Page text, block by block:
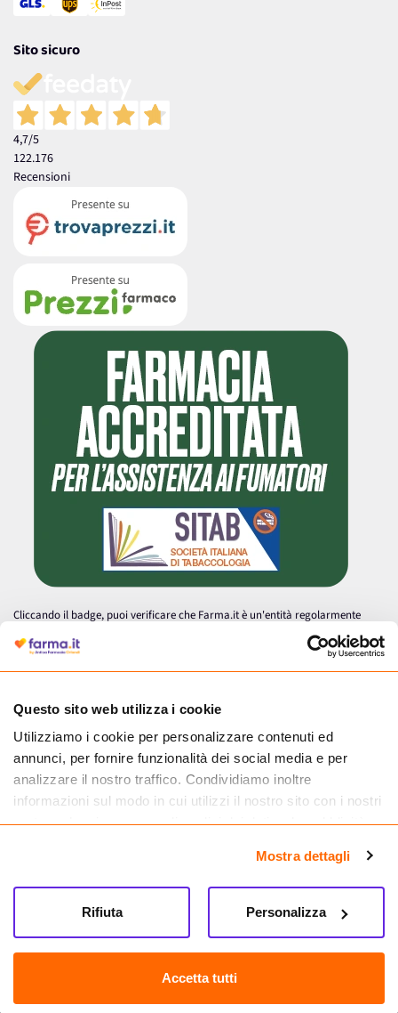
Questo sito web utilizza i cookie
Utilizziamo i cookie per personalizzare contenuti ed
annunci, per fornire funzionalità dei social media e per
analizzare il nostro traffico. Condividiamo inoltre
informazioni sul modo in cui utilizzi il nostro sito con i nostri
partner che si occupano di analisi dei dati web, pubblicità e
informazioni che hai fornito loro o che hanno raccolto dal
tuo utilizzo dei loro servizi.
Mostra dettagli
Accetta tutti
Personalizza
Rifiuta
Sito sicuro
4,7/5
122.176
Recensioni
Cliccando il badge, puoi verificare che Farma.it è un'entità regolarmente
autorizzata dal Ministero della Salute a effettuare la vendita online di
medicinali.
Farma.it S.a.s. P. IVA 07417261216 REA: NA-884088
CREDITS
Sede legale Via delle Repubbliche Marinare 128, 80147 Napoli